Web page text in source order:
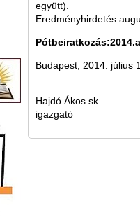
együtt).
Eredményhirdetés
Budapest, 2014. július 1.
Hajdó Ákos sk.
igazgató